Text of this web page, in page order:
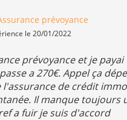
prévoyance
le 20/01/2022
prévoyance et je
a 270€. Appel ça
l'assurance de crédit
Il manque toujours
a fuir je suis d'accord